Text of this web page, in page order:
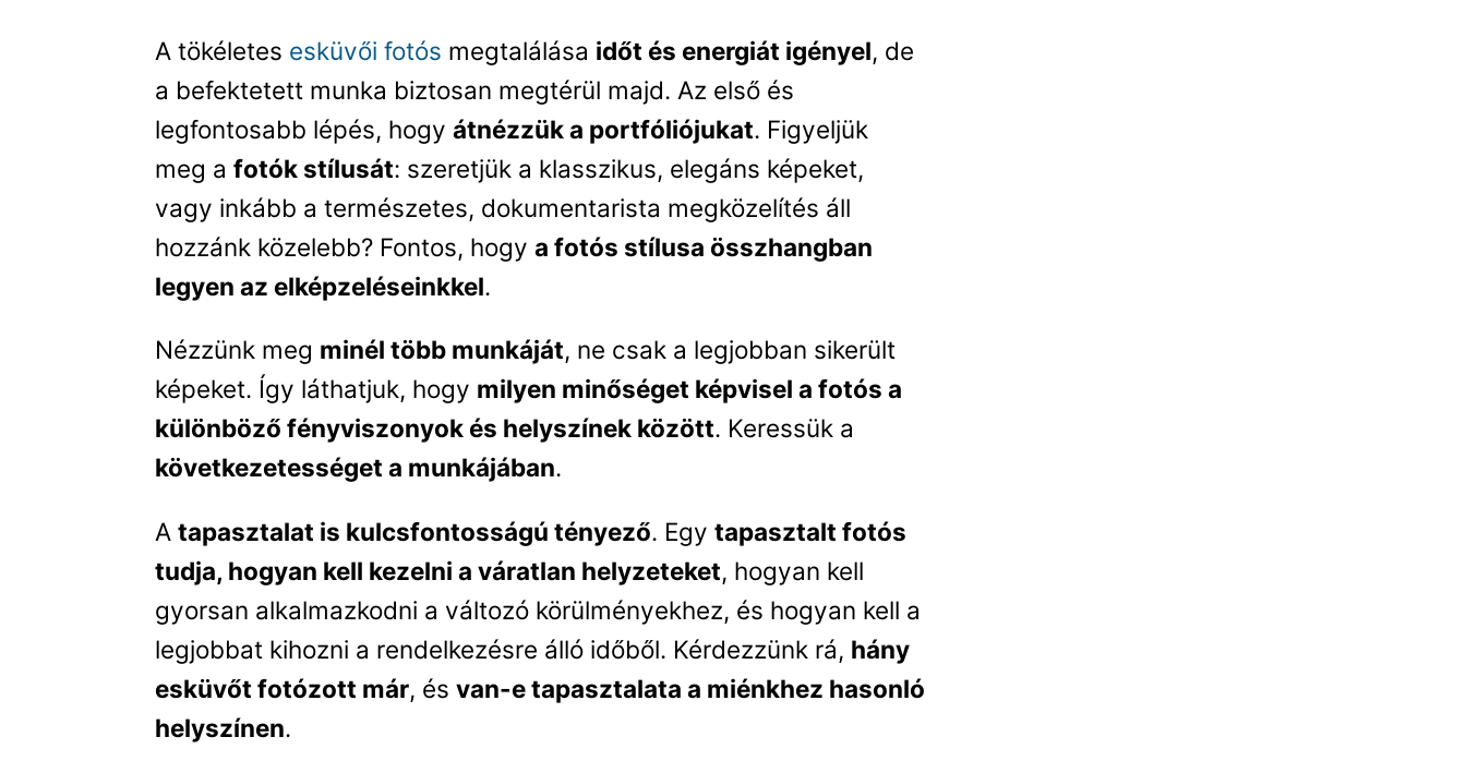
A tökéletes esküvői fotós megtalálása időt és energiát igényel, de
a befektetett munka biztosan megtérül majd. Az első és
legfontosabb lépés, hogyátnézzük a portfóliójukat. Figyeljük
meg afotók stílusát: szeretjük a klasszikus, elegáns képeket,
vagy inkább a természetes, dokumentarista megközelítés áll
hozzánk közelebb? Fontos, hogya fotós stílusa összhangban
legyen az elképzeléseinkkel.
Nézzünk meg minél több munkáját, ne csak a legjobban sikerült
képeket. Így láthatjuk, hogy milyen minőséget képvisel a fotós a
különböző fényviszonyok és helyszínek között. Keressük a
következetességet a munkájában.
Atapasztalat is kulcsfontosságú tényező. Egytapasztalt fotós
tudja, hogyan kell kezelni a váratlan helyzeteket, hogyan kell
gyorsan alkalmazkodni a változó körülményekhez, és hogyan kell a
legjobbat kihozni a rendelkezésre álló időből. Kérdezzünk rá, hány
esküvőt fotózott már, ésvan-e tapasztalata a miénkhez hasonló
helyszínen.